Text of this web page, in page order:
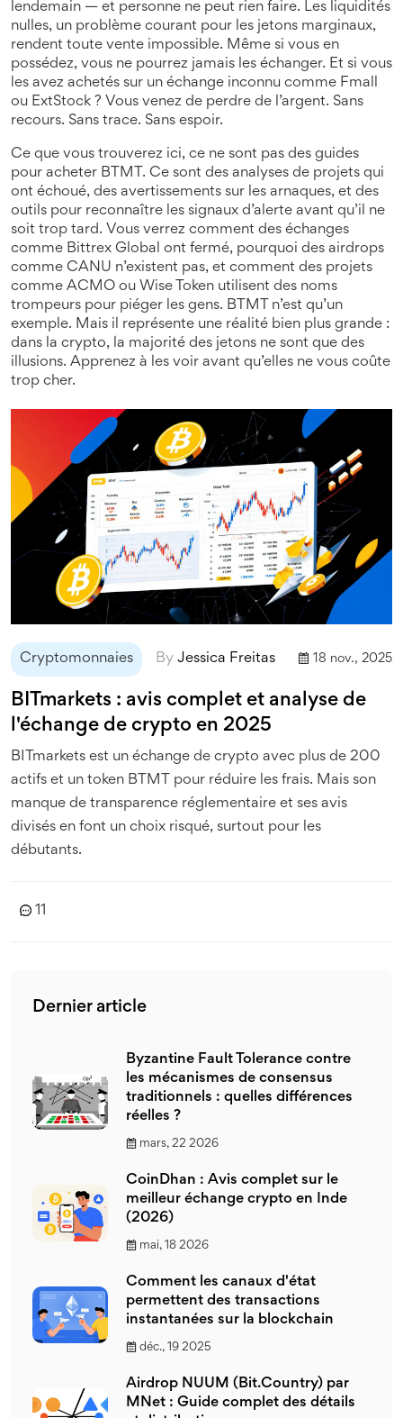
lendemain — et personne ne peut rien faire. Les liquidités
nulles, un problème courant pour les jetons marginaux,
rendent toute vente impossible. Même si vous en
possédez, vous ne pourrez jamais les échanger. Et si vous
les avez achetés sur un échange inconnu comme Fmall
ou ExtStock ? Vous venez de perdre de l’argent. Sans
recours. Sans trace. Sans espoir.
Ce que vous trouverez ici, ce ne sont pas des guides
pour acheter BTMT. Ce sont des analyses de projets qui
ont échoué, des avertissements sur les arnaques, et des
outils pour reconnaître les signaux d’alerte avant qu’il ne
soit trop tard. Vous verrez comment des échanges
comme Bittrex Global ont fermé, pourquoi des airdrops
comme CANU n’existent pas, et comment des projets
comme ACMO ou Wise Token utilisent des noms
trompeurs pour piéger les gens. BTMT n’est qu’un
exemple. Mais il représente une réalité bien plus grande :
dans la crypto, la majorité des jetons ne sont que des
illusions. Apprenez à les voir avant qu’elles ne vous coûte
trop cher.
Cryptomonnaies By Jessica Freitas 18 nov., 2025
BITmarkets : avis complet et analyse de
l'échange de crypto en 2025
BITmarkets est un échange de crypto avec plus de 200
actifs et un token BTMT pour réduire les frais. Mais son
manque de transparence réglementaire et ses avis
divisés en font un choix risqué, surtout pour les
débutants.
11
Dernier article
Byzantine Fault Tolerance contre
les mécanismes de consensus
traditionnels : quelles différences
réelles ?
mars, 22 2026
CoinDhan : Avis complet sur le
meilleur échange crypto en Inde
(2026)
mai, 18 2026
Comment les canaux d'état
permettent des transactions
instantanées sur la blockchain
déc., 19 2025
Airdrop NUUM (Bit.Country) par
MNet : Guide complet des détails